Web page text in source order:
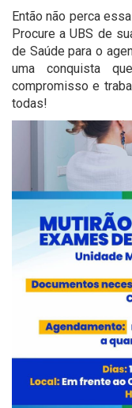
Então não perca
Procure a UBS de
de Saúde para o
uma conquista
compromisso e
todas!